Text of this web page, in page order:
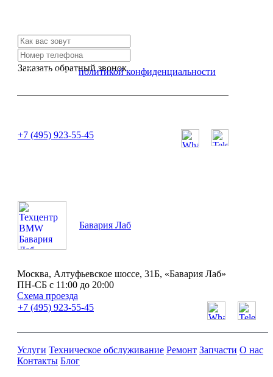
Заказать обратный звонок
Я согласен сполитикой конфиденциальности
+7 (495) 923-55-45
Бавария Лаб
Москва, Алтуфьевское шоссе, 31Б, «Бавария Лаб»
ПН-СБ с 11:00 до 20:00
Схема проезда
+7 (495) 923-55-45
Услуги Техническое обслуживание Ремонт Запчасти О нас
Контакты Блог